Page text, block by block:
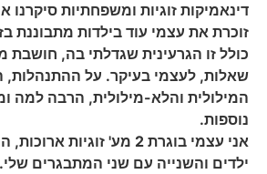
דינאמיקות זוגיות ומשפחתיות סיקרנו
זוכרת את עצמי עוד בילדות מתבוננת
כולל זו הגרעינית שגדלתי בה,
שאלות, לעצמי בעיקר. על
המילולית והלא-מילולית, הרבה למה
נוספות.
אני עצמי בוגרת 2 מע'
ילדים והשנייה עם שני המתבגרים